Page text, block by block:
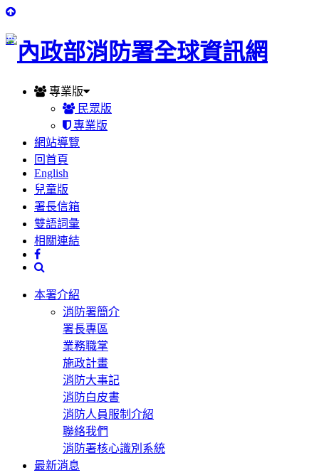
:::
專業版
民眾版
專業版
網站導覽
回首頁
English
兒童版
署長信箱
雙語詞彙
相關連結
本署介紹
消防署簡介
署長專區
業務職掌
施政計畫
消防大事記
消防白皮書
消防人員服制介紹
聯絡我們
消防署核心識別系統
最新消息